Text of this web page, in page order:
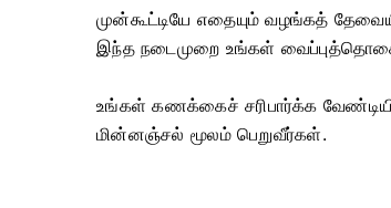
முன்கூட்டியே எதையும் வழங்கத்
இந்த நடைமுறை உங்கள்
உங்கள் கணக்கைச் சரிபார்க்க
மின்னஞ்சல் மூலம் பெறுவீர்கள்.